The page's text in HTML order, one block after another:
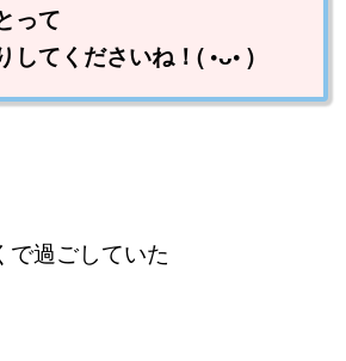
って
してくださいね！( •ᴗ• )
で過ごしていた